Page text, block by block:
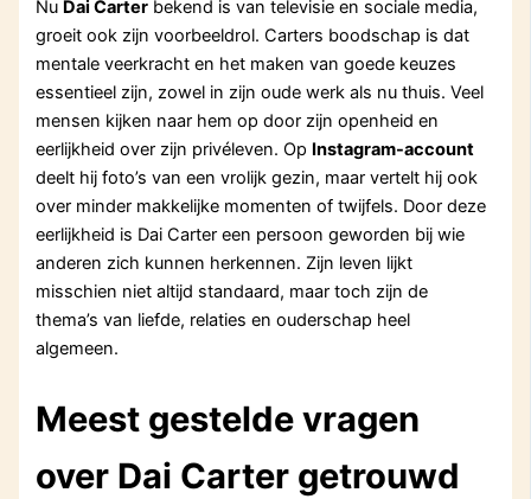
Nu Dai Carter bekend is van televisie en sociale media,
groeit ook zijn voorbeeldrol. Carters boodschap is dat
mentale veerkracht en het maken van goede keuzes
essentieel zijn, zowel in zijn oude werk als nu thuis. Veel
mensen kijken naar hem op door zijn openheid en
eerlijkheid over zijn privéleven. Op Instagram-account
deelt hij foto’s van een vrolijk gezin, maar vertelt hij ook
over minder makkelijke momenten of twijfels. Door deze
eerlijkheid is Dai Carter een persoon geworden bij wie
anderen zich kunnen herkennen. Zijn leven lijkt
misschien niet altijd standaard, maar toch zijn de
thema’s van liefde, relaties en ouderschap heel
algemeen.
Meest gestelde vragen
over Dai Carter getrouwd